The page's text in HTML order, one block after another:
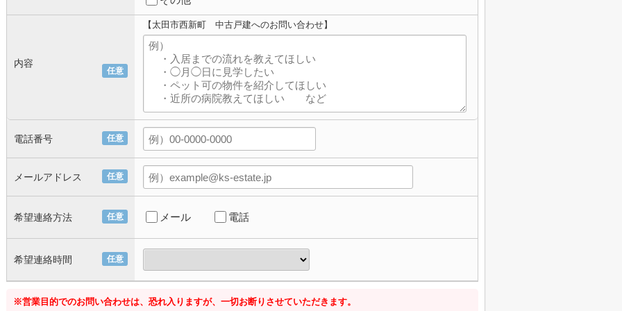
任意
内容
【太田市西新町 中古戸建へのお問い合わせ】
任意
電話番号
任意
メールアドレス
任意
希望連絡方法 メール 電話
任意
希望連絡時間
※営業目的でのお問い合わせは、恐れ入りますが、一切お断りさせていただきます。